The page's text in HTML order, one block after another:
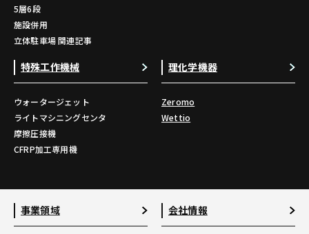
5層6段
施設併用
立体駐車場 関連記事
特殊工作機械
ウォータージェット
ライトマシニングセンタ
摩擦圧接機
CFRP加工専用機
理化学機器
Zeromo
Wettio
事業領域 会社情報